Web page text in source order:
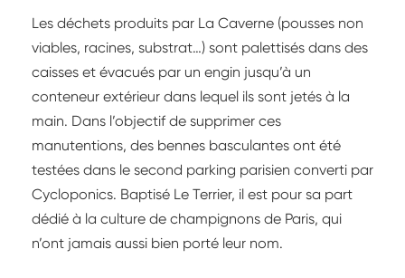
Les déchets produits par La Caverne (pousses non
viables, racines, substrat…) sont palettisés dans des
caisses et évacués par un engin jusqu’à un
conteneur extérieur dans lequel ils sont jetés à la
main. Dans l’objectif de supprimer ces
manutentions, des bennes basculantes ont été
testées dans le second parking parisien converti par
Cycloponics. Baptisé Le Terrier, il est pour sa part
dédié à la culture de champignons de Paris, qui
n’ont jamais aussi bien porté leur nom.